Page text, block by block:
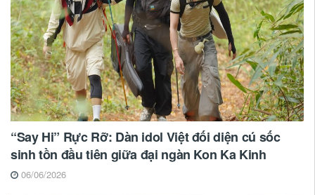
“Say Hi” Rực Rỡ: Dàn idol Việt đối diện cú sốc
sinh tồn đầu tiên giữa đại ngàn Kon Ka Kinh
06/06/2026